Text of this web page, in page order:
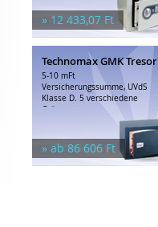
» 12 433,07 Ft
Technomax GMK Tresor
5-10 mFt
Versicherungssumme, UVdS
Klasse D. 5 verschiedene
Größen,...
» ab 86 606 Ft